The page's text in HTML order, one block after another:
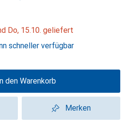
Do, 15.10. geliefert
schneller verfügbar
den Warenkorb
Merken